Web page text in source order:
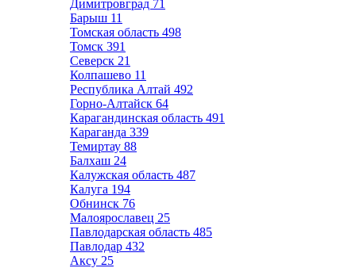
Димитровград 71
Барыш 11
Томская область 498
Томск 391
Северск 21
Колпашево 11
Республика Алтай 492
Горно-Алтайск 64
Карагандинская область 491
Караганда 339
Темиртау 88
Балхаш 24
Калужская область 487
Калуга 194
Обнинск 76
Малоярославец 25
Павлодарская область 485
Павлодар 432
Аксу 25